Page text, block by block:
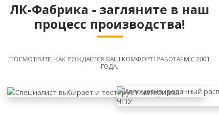
ЛК-Фабрика - загляните в наш
процесс производства!
ПОСМОТРИТЕ, КАК РОЖДАЕТСЯ ВАШ КОМФОРТ! РАБОТАЕМ С 2001
ГОДА.